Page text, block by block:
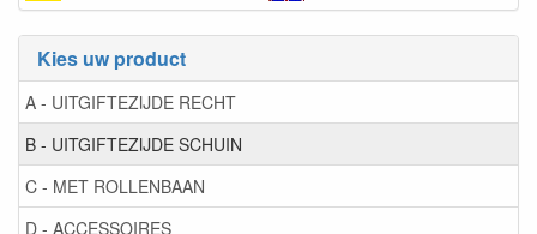
Kies uw product
A - UITGIFTEZIJDE RECHT
B - UITGIFTEZIJDE SCHUIN
C - MET ROLLENBAAN
D - ACCESSOIRES